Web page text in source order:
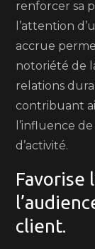
renforcer sa
l’attention
accrue
notoriété de
relations
contribuant
l’influence
d’activité.
Favorise
client.